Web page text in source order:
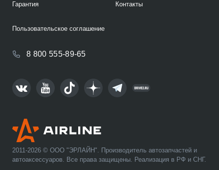
2011-2026 © ООО "ЭРЛАЙН". Производитель автозапчастей и
автоаксессуаров. Все права защищены. Реализация в РФ и СНГ.
Гарантия Контакты
8 800 555-89-65
Пользовательское соглашение